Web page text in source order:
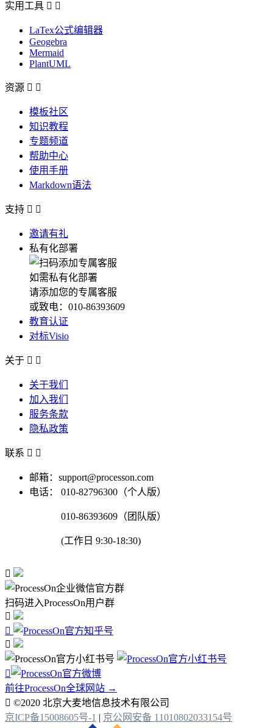
实用工具  
LaTex公式编辑器
Geogebra
Mermaid
PlantUML
资源  
模板社区
知识教程
专题频道
帮助中心
使用手册
Markdown语法
支持  
邀请有礼
私有化部署
如需私有化部署
请添加您的专属客服
或致电：010-86393609
教育认证
对标Visio
关于  
关于我们
加入我们
服务条款
隐私政策
联系  
邮箱：support@processon.com
电话：
010-82796300（个人版）
010-86393609（团队版）
(工作日 9:30-18:30)

扫码进入ProcessOn用户群




前往ProcessOn全球网站 →
 ©2020 北京大麦地信息技术有限公司
京ICP备15008605号-1 | 京公网安备 11010802033154号